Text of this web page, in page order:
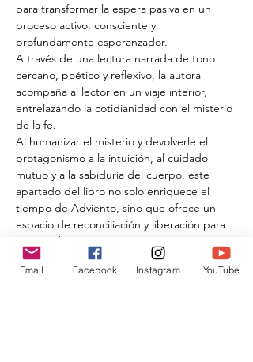
para transformar la espera pasiva en un
proceso activo, consciente y
profundamente esperanzador.
​A través de una lectura narrada de tono
cercano, poético y reflexivo, la autora
acompaña al lector en un viaje interior,
entrelazando la cotidianidad con el misterio
de la fe.
Al humanizar el misterio y devolverle el
protagonismo a la intuición, al cuidado
mutuo y a la sabiduría del cuerpo, este
apartado del libro no solo enriquece el
tiempo de Adviento, sino que ofrece un
espacio de reconciliación y liberación para
quienes buscan una mística más cercana,
inclusiva y profundamente viva.
Email Facebook Instagram YouTube